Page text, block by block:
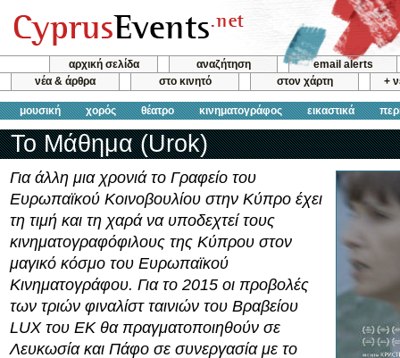
αρχική σελίδα αναζήτηση
email alerts
νέα & άρθρα
στο κινητό στον χάρτη +
μουσική χορός θέατρο κινηματογράφος εικαστικά
Το Μάθημα (Urok)
Για άλλη μια χρονιά το Γραφείο του
Ευρωπαϊκού Κοινοβουλίου στην Κύπρο έχει
τη τιμή και τη χαρά να υποδεχτεί τους
κινηματογραφόφιλους της Κύπρου στον
μαγικό κόσμο του Ευρωπαϊκού
Κινηματογράφου. Για το 2015 οι προβολές
των τριών φιναλίστ ταινιών του Βραβείου
LUX του ΕΚ θα πραγματοποιηθούν σε
Λευκωσία και Πάφο σε συνεργασία με το